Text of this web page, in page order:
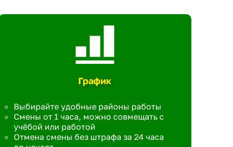
График
Выбирайте удобные районы работы
Смены от 1 часа, можно совмещать с
учёбой или работой
Отмена смены без штрафа за 24 часа